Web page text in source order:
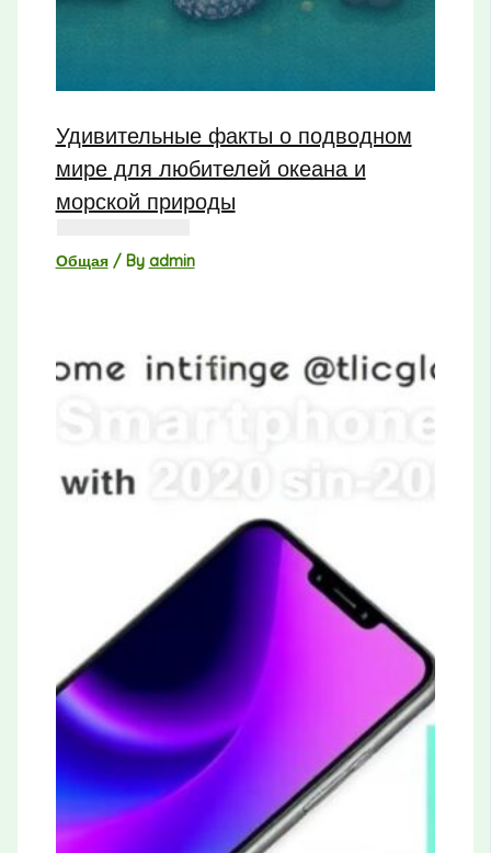
Удивительные факты о подводном
мире для любителей океана и
морской природы
Общая/ By admin